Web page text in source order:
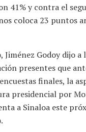
41% y contra el
coloca 23 puntos
Jiménez Godoy dijo a
presentes que
finales, la
presidencial por
a Sinaloa este